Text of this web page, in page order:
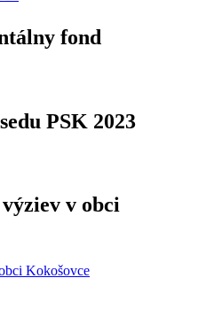
fond
PSK 2023
v obci